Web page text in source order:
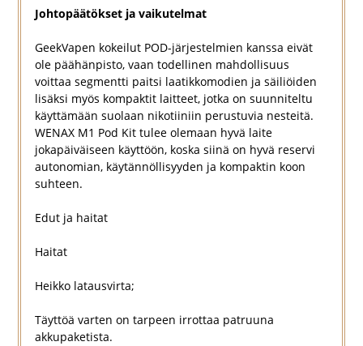
Johtopäätökset ja vaikutelmat
GeekVapen kokeilut POD-järjestelmien kanssa eivät
ole päähänpisto, vaan todellinen mahdollisuus
voittaa segmentti paitsi laatikkomodien ja säiliöiden
lisäksi myös kompaktit laitteet, jotka on suunniteltu
käyttämään suolaan nikotiiniin perustuvia nesteitä.
WENAX M1 Pod Kit tulee olemaan hyvä laite
jokapäiväiseen käyttöön, koska siinä on hyvä reservi
autonomian, käytännöllisyyden ja kompaktin koon
suhteen.
Edut ja haitat
Haitat
Heikko latausvirta;
Täyttöä varten on tarpeen irrottaa patruuna
akkupaketista.